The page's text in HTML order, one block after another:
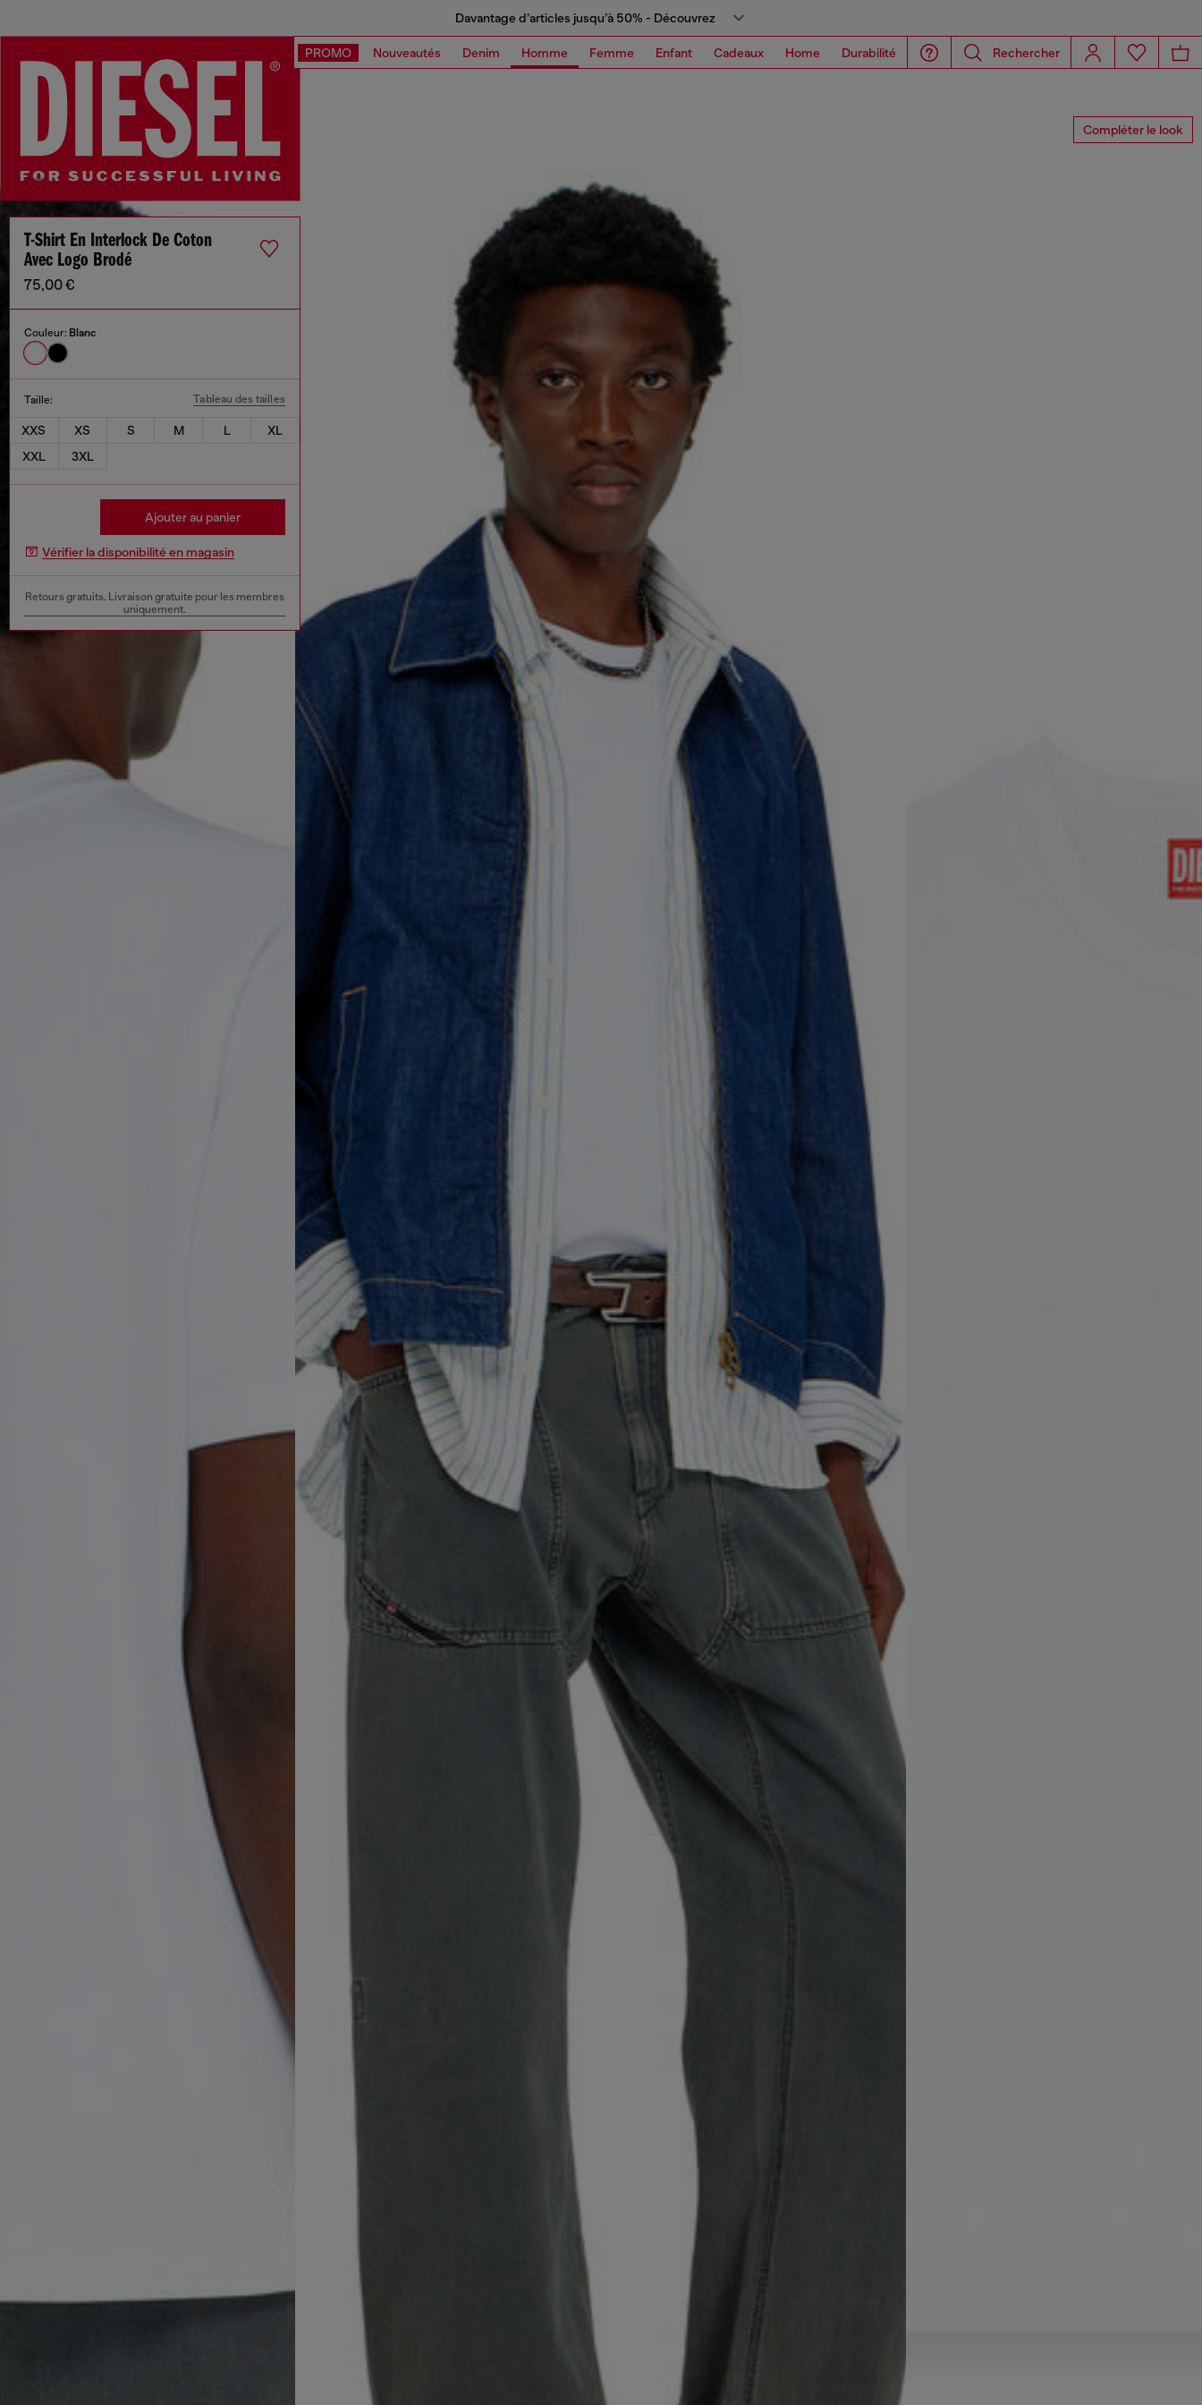
Davantage d’articles jusqu’à 50% - Découvrez
PROMO Nouveautés Denim Homme Femme Enfant Cadeaux Home Durabilité Rechercher
Compléter le look
T-Shirt En Interlock De Coton
Avec Logo Brodé
75,00 €
Couleur: Blanc
Taille: Tableau des tailles
XXS XS S M L
XL
XXL
3XL
Ajouter au panier
Vérifier la disponibilité en magasin
Retours gratuits. Livraison gratuite pour les membres
uniquement.